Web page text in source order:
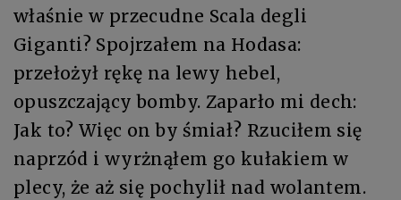
właśnie w przecudne Scala degli
Giganti? Spojrzałem na Hodasa:
przełożył rękę na lewy hebel,
opuszczający bomby. Zaparło mi dech:
Jak to? Więc on by śmiał? Rzuciłem się
naprzód i wyrżnąłem go kułakiem w
plecy, że aż się pochylił nad wolantem.